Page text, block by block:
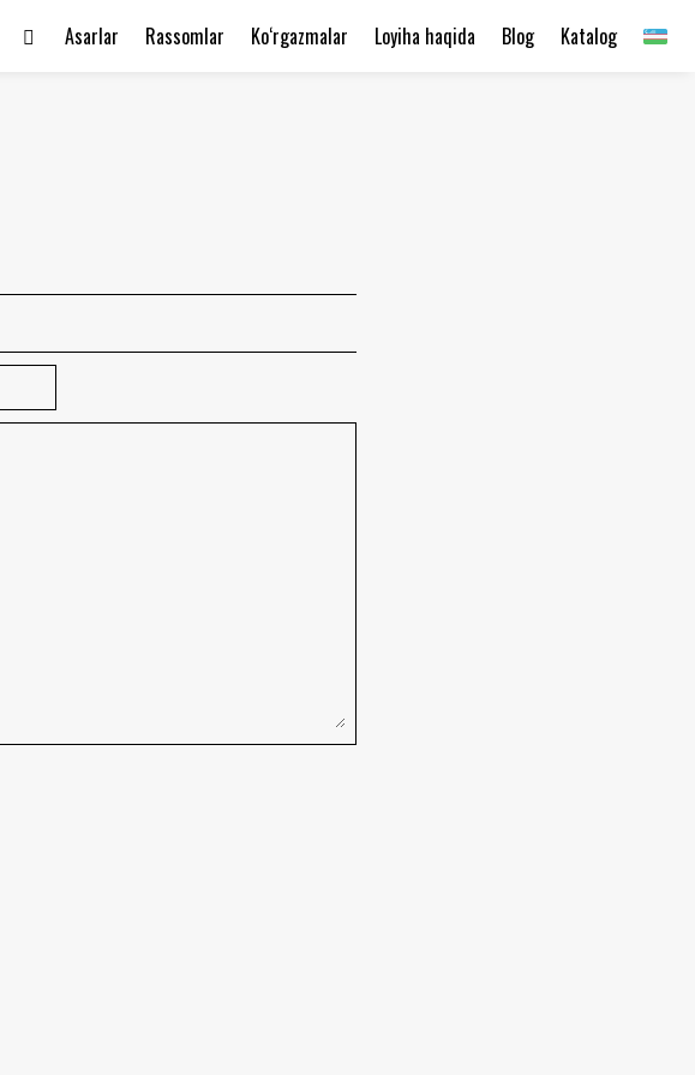
Katalog
Blog
Loyiha haqida
Ko‘rgazmalar
Rassomlar
Asarlar